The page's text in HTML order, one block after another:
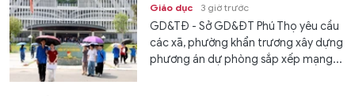
Giáo dục 3 giờ trước
GD&TĐ - Sở GD&ĐT Phú Thọ yêu cầu
các xã, phường khẩn trương xây dựng
phương án dự phòng sắp xếp mạng...